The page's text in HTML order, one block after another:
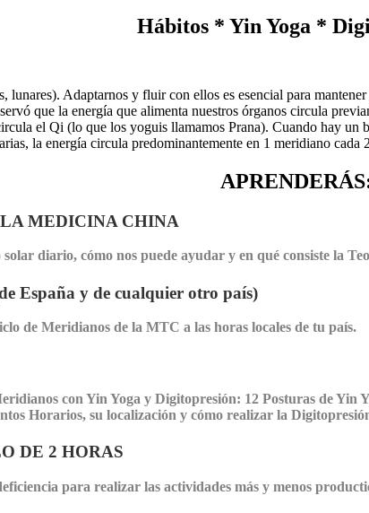
Hábitos * Yin Yoga *
lunares). Adaptarnos y fluir con ellos es esencial para
que la energía que alimenta nuestros órganos circula
el Qi (lo que los yoguis llamamos Prana). Cuando hay un
la energía circula predominantemente en 1 meridiano cada
MEDICINA CHINA
diario, cómo nos puede ayudar y en qué consiste la
España y de cualquier otro país)
de Meridianos de la MTC a las horas locales de tu país.
con Yin Yoga y Digitopresión: 12 Posturas de
Horarios, su localización y cómo realizar la
DE 2 HORAS
para realizar las actividades más y menos